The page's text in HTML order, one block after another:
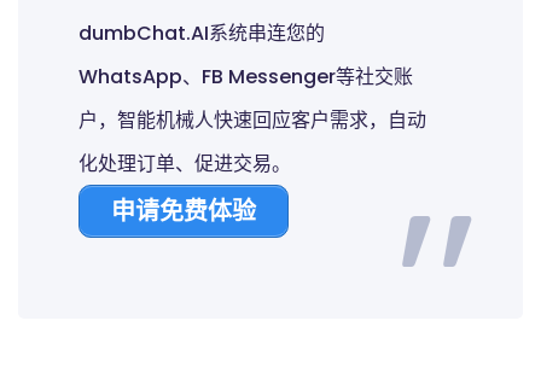
dumbChat.AI系统串连您的
WhatsApp、FB Messenger等社交账
户，智能机械人快速回应客户需求，自动
化处理订单、促进交易。
申请免费体验